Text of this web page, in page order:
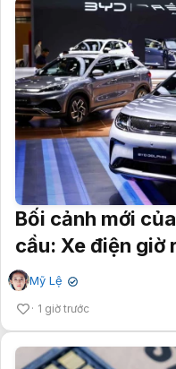
Bối cảnh mới
cầu: Xe điện giờ
Mỹ Lệ ✔
1 giờ trước